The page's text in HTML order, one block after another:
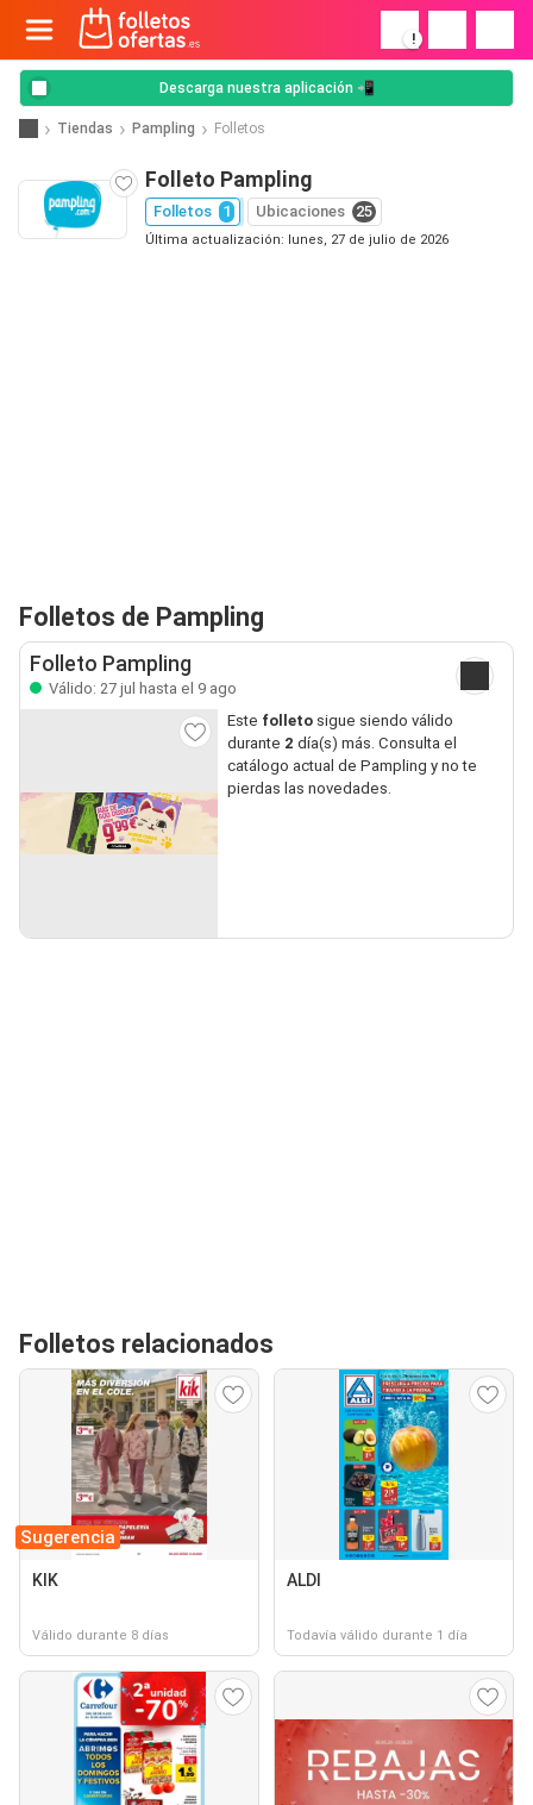
!
Descarga nuestra aplicación 📲
Tiendas Pampling Folletos
Folleto Pampling
Folletos 1 Ubicaciones 25
Última actualización: lunes, 27 de julio de 2026
Folletos de Pampling
Folleto Pampling
Válido: 27 jul hasta el 9 ago
Este folletosigue siendo válido
durante 2 día(s) más. Consulta el
catálogo actual de Pampling y no te
pierdas las novedades.
Folletos relacionados
Sugerencia
KIK
Válido durante 8 días
ALDI
Todavía válido durante 1 día